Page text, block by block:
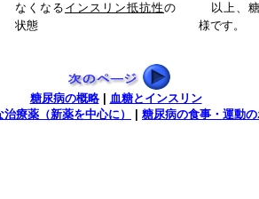
なくなる インスリン抵抗性の
状態
以上、
様です。
糖尿病の概略| 血糖とインスリン
療薬（新薬を中心に） 糖尿病の食事・運動